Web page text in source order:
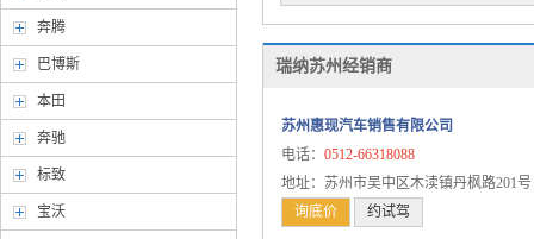
奔腾
巴博斯
本田
奔驰
标致
宝沃
瑞纳苏州经销商
苏州惠现汽车销售有限公司
电话： 0512-66318088
地址：苏州市吴中区木渎镇丹枫路201号
询底价
约试驾